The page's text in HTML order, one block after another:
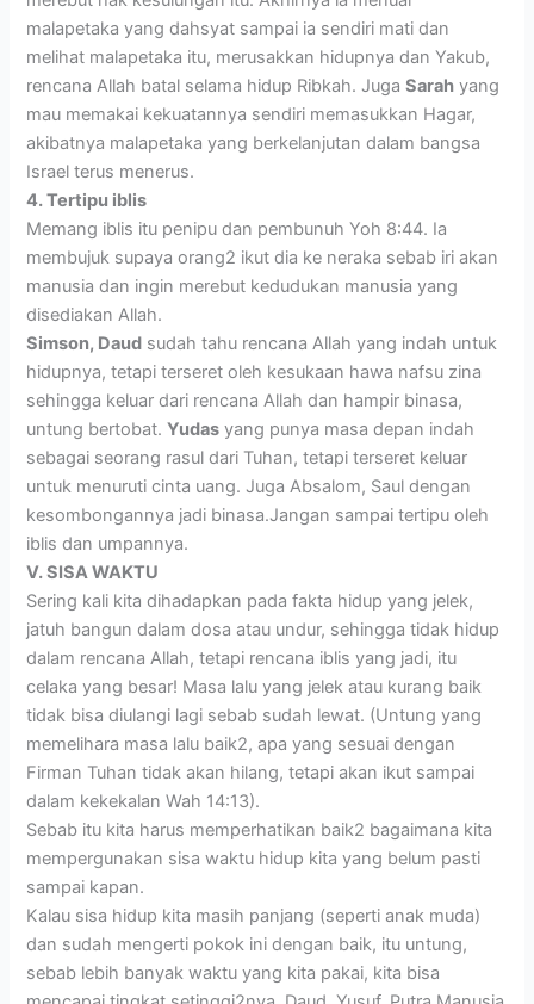
malapetaka yang dahsyat sampai ia sendiri mati dan
melihat malapetaka itu, merusakkan hidupnya dan Yakub,
rencana Allah batal selama hidup Ribkah. JugaSarah yang
mau memakai kekuatannya sendiri memasukkan Hagar,
akibatnya malapetaka yang berkelanjutan dalam bangsa
Israel terus menerus.
4. Tertipu iblis
Memang iblis itu penipu dan pembunuh Yoh 8:44. Ia
membujuk supaya orang2 ikut dia ke neraka sebab iri akan
manusia dan ingin merebut kedudukan manusia yang
disediakan Allah.
Simson, Daud sudah tahu rencana Allah yang indah untuk
hidupnya, tetapi terseret oleh kesukaan hawa nafsu zina
sehingga keluar dari rencana Allah dan hampir binasa,
untung bertobat.Yudas yang punya masa depan indah
sebagai seorang rasul dari Tuhan, tetapi terseret keluar
untuk menuruti cinta uang. Juga Absalom, Saul dengan
kesombongannya jadi binasa.Jangan sampai tertipu oleh
iblis dan umpannya.
V. SISA WAKTU
Sering kali kita dihadapkan pada fakta hidup yang jelek,
jatuh bangun dalam dosa atau undur, sehingga tidak hidup
dalam rencana Allah, tetapi rencana iblis yang jadi, itu
celaka yang besar! Masa lalu yang jelek atau kurang baik
tidak bisa diulangi lagi sebab sudah lewat. (Untung yang
memelihara masa lalu baik2, apa yang sesuai dengan
Firman Tuhan tidak akan hilang, tetapi akan ikut sampai
dalam kekekalan Wah 14:13).
Sebab itu kita harus memperhatikan baik2 bagaimana kita
mempergunakan sisa waktu hidup kita yang belum pasti
sampai kapan.
Kalau sisa hidup kita masih panjang (seperti anak muda)
dan sudah mengerti pokok ini dengan baik, itu untung,
sebab lebih banyak waktu yang kita pakai, kita bisa